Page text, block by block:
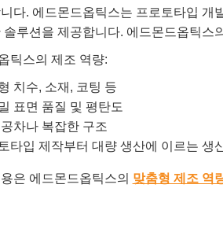
다. 에드몬드옵틱스는 프로토타입 개
솔루션을 제공합니다. 에드몬드옵틱스
틱스의 제조 역량:
치수, 소재, 코팅 등
표면 품질 및 평탄도
차나 복잡한 구조
타입 제작부터 대량 생산에 이르는 생
은 에드몬드옵틱스의 맞춤형 제조 역